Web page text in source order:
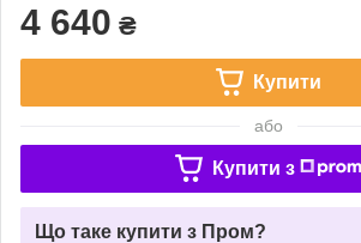
4 640 ₴
Купити
або
Купити з
Що таке купити з Пром?